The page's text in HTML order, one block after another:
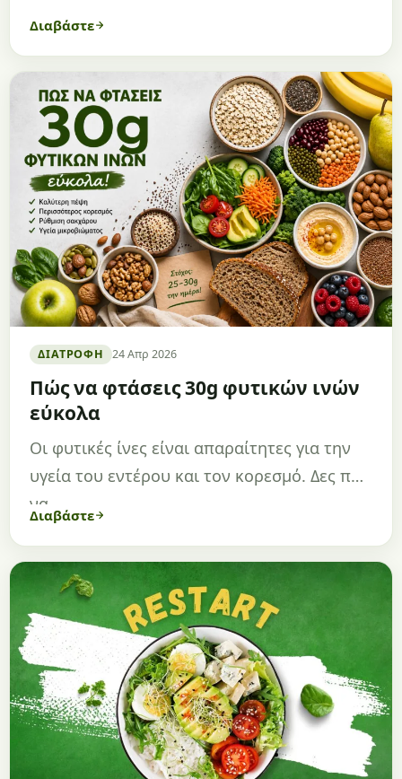
Διαβάστε
ΔΙΑΤΡΟΦΉ 24 Απρ 2026
Πώς να φτάσεις 30g φυτικών ινών
εύκολα
Οι φυτικές ίνες είναι απαραίτητες για την
υγεία του εντέρου και τον κορεσμό. Δες πώς
να…
Διαβάστε